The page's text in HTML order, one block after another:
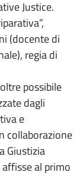
Justice.
(docente di
regia di
possibile
dagli
e
collaborazione
Giustizia
al primo